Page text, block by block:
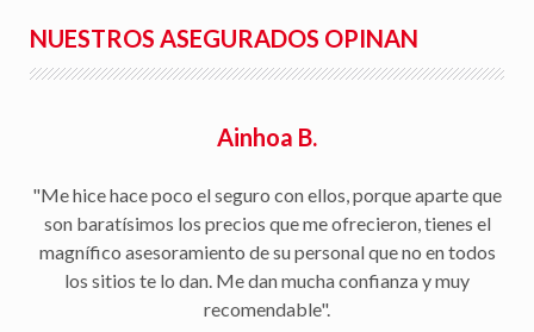
NUESTROS ASEGURADOS OPINAN